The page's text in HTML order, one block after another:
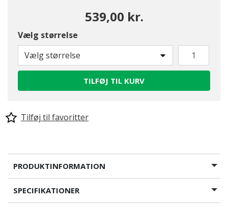
539,00 kr.
Vælg størrelse
Vælg størrelse
TILFØJ TIL KURV
Tilføj til favoritter
PRODUKTINFORMATION
SPECIFIKATIONER